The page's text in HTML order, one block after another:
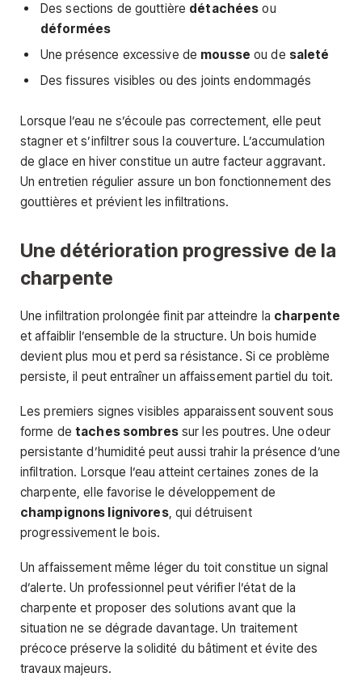
Des sections de gouttière détachées ou
déformées
Une présence excessive de mousse ou de saleté
Des fissures visibles ou des joints endommagés
Lorsque l’eau ne s’écoule pas correctement, elle peut
stagner et s’infiltrer sous la couverture. L’accumulation
de glace en hiver constitue un autre facteur aggravant.
Un entretien régulier assure un bon fonctionnement des
gouttières et prévient les infiltrations.
Une détérioration progressive de la
charpente
Une infiltration prolongée finit par atteindre la charpente
et affaiblir l’ensemble de la structure. Un bois humide
devient plus mou et perd sa résistance. Si ce problème
persiste, il peut entraîner un affaissement partiel du toit.
Les premiers signes visibles apparaissent souvent sous
forme detaches sombressur les poutres. Une odeur
persistante d’humidité peut aussi trahir la présence d’une
infiltration. Lorsque l’eau atteint certaines zones de la
charpente, elle favorise le développement de
champignons lignivores, qui détruisent
progressivement le bois.
Un affaissement même léger du toit constitue un signal
d’alerte. Un professionnel peut vérifier l’état de la
charpente et proposer des solutions avant que la
situation ne se dégrade davantage. Un traitement
précoce préserve la solidité du bâtiment et évite des
travaux majeurs.